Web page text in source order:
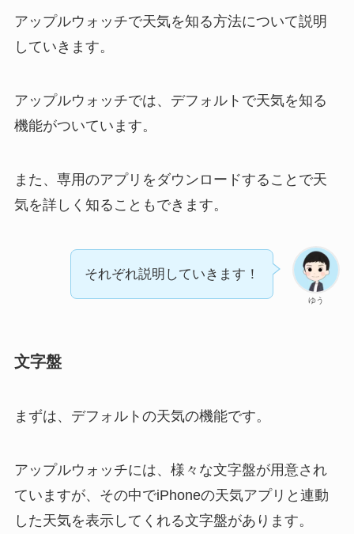
アップルウォッチで天気を知る方法について説明
していきます。
アップルウォッチでは、デフォルトで天気を知る
機能がついています。
また、専用のアプリをダウンロードすることで天
気を詳しく知ることもできます。
ゆう
それぞれ説明していきます！
文字盤
まずは、デフォルトの天気の機能です。
アップルウォッチには、様々な文字盤が用意され
ていますが、その中でiPhoneの天気アプリと連動
した天気を表示してくれる文字盤があります。